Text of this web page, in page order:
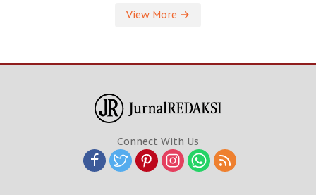
View More
Connect With Us